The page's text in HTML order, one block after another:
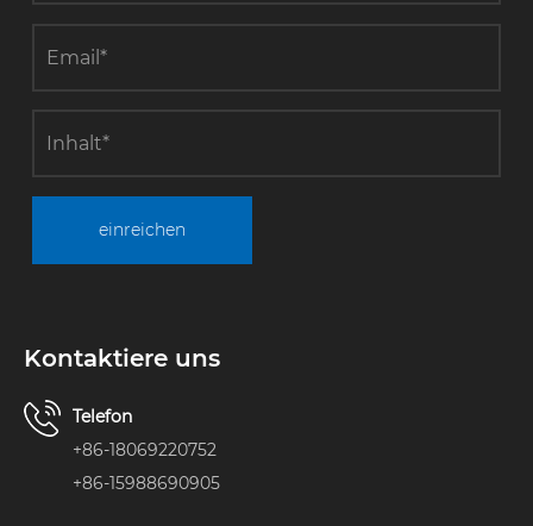
einreichen
Kontaktiere uns
Telefon
+86-18069220752
+86-15988690905